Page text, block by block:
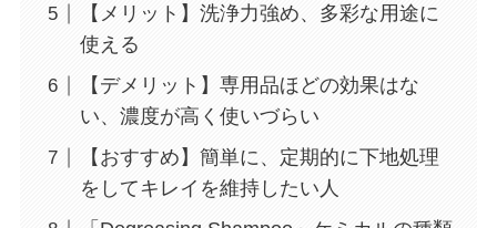
【メリット】洗浄力強め、多彩な用途に
使える
【デメリット】専用品ほどの効果はな
い、濃度が高く使いづらい
【おすすめ】簡単に、定期的に下地処理
をしてキレイを維持したい人